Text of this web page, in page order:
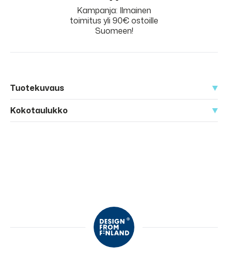
Kampanja: Ilmainen
toimitus yli 90€ ostoille
Suomeen!
Tuotekuvaus
Kokotaulukko